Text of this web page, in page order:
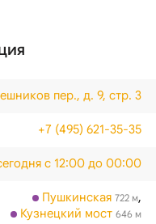
пер., д. 9, стр. 3
+7 (495) 621-35-35
с 12:00 до 00:00
Пушкинская 722 м,
Кузнецкий мост 646 м